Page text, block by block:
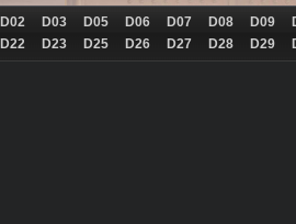
D02 D03 D05 D06 D07 D08 D09
D22 D23 D25 D26 D27 D28 D29